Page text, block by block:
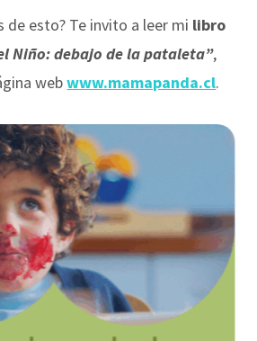
de esto? Te invito a leer mi libro
Niño: debajo de la pataleta”,
webwww.mamapanda.cl.